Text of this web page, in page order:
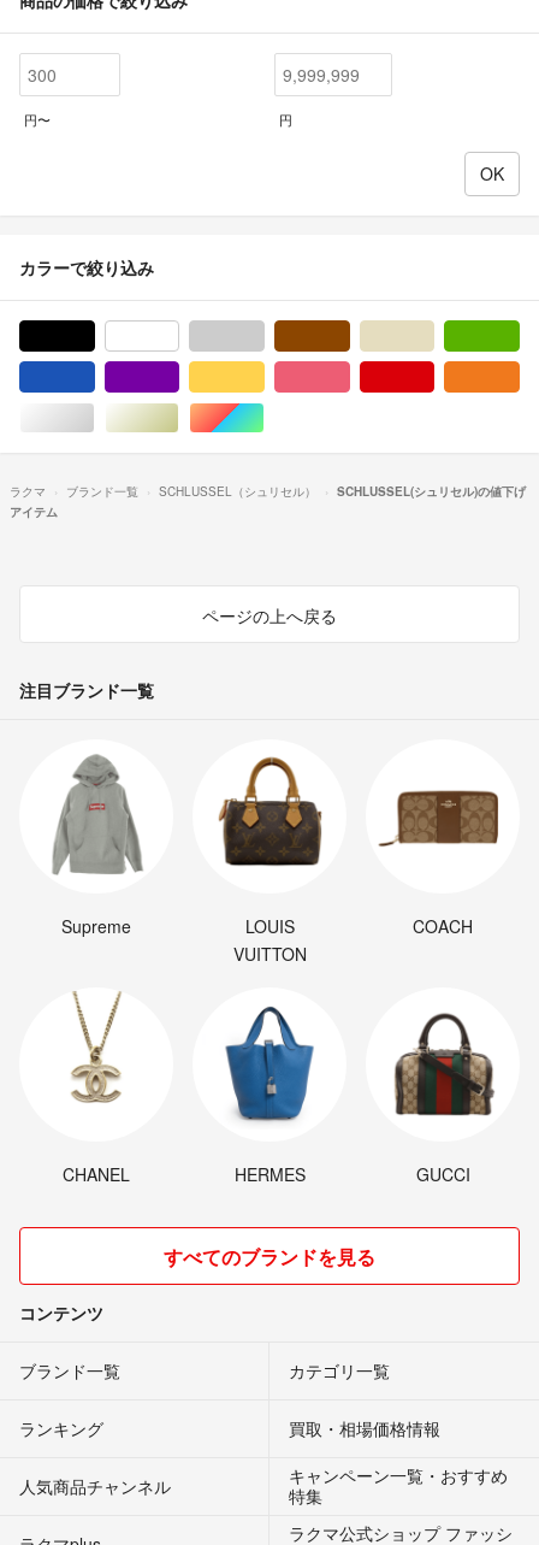
円〜 円
カラーで絞り込み
シルバー/銀色系ゴールド/金色系マルチカラー
ラクマ ブランド一覧 SCHLUSSEL（シュリセル）
SCHLUSSEL(シュリセル)の値下げ
アイテム
ページの上へ戻る
注目ブランド一覧
Supreme
LOUIS
VUITTON
COACH
CHANEL HERMES GUCCI
すべてのブランドを見る
コンテンツ
ブランド一覧 カテゴリ一覧
ランキング 買取・相場価格情報
人気商品チャンネル
キャンペーン一覧・おすすめ
特集
ラクマ公式ショップ ファッシ